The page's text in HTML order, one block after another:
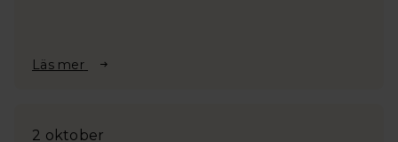
Läs mer
2 oktober